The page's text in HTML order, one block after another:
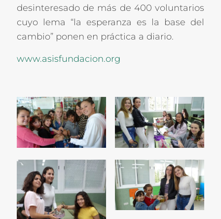
desinteresado de más de 400 voluntarios
cuyo lema “la esperanza es la base del
cambio” ponen en práctica a diario.
www.asisfundacion.org